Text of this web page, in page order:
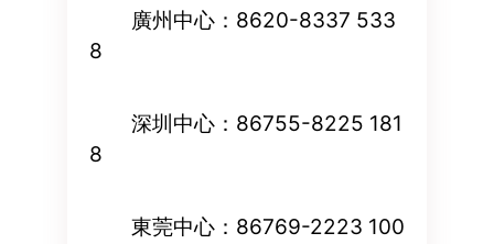
廣州中心：8620-8337 533
8
深圳中心：86755-8225 181
8
東莞中心：86769-2223 100